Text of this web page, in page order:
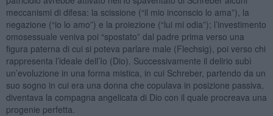
meccanismi di difesa: la scissione (“il mio inconscio lo ama”), la
negazione (“io lo amo”) e la proiezione (“lui mi odia”); l’investimento
omosessuale veniva poi “spostato” dal padre prima verso una
figura paterna di cui si poteva parlare male (Flechsig), poi verso chi
rappresenta l’ideale dell’Io (Dio). Successivamente il delirio subì
un’evoluzione in una forma mistica, in cui Schreber, partendo da un
suo sogno in cui era una donna che copulava in posizione passiva,
diventava la compagna angelicata di Dio con il quale procreava una
progenie perfetta.